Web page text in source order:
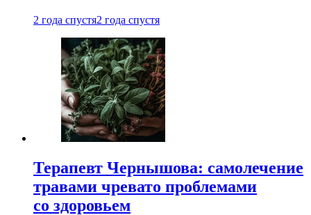
2 года спустя2 года спустя
Терапевт Чернышова: самолечение
травами чревато проблемами
со здоровьем